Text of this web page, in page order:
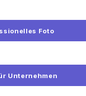
Foto
Unternehmen